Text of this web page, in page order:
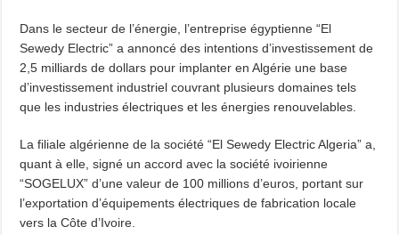
Dans le secteur de l’énergie, l’entreprise égyptienne “El
Sewedy Electric” a annoncé des intentions d’investissement de
2,5 milliards de dollars pour implanter en Algérie une base
d’investissement industriel couvrant plusieurs domaines tels
que les industries électriques et les énergies renouvelables.
La filiale algérienne de la société “El Sewedy Electric Algeria” a,
quant à elle, signé un accord avec la société ivoirienne
“SOGELUX” d’une valeur de 100 millions d’euros, portant sur
l’exportation d’équipements électriques de fabrication locale
vers la Côte d’Ivoire.